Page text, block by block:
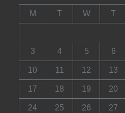
M T W T
3 4 5 6
10 11 12 13
17 18 19 20
24 25 26 27